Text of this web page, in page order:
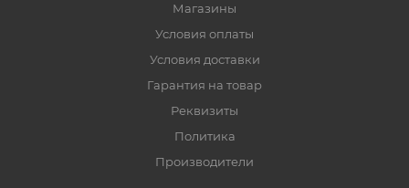
Магазины
Условия оплаты
Условия доставки
Гарантия на товар
Реквизиты
Политика
Производители